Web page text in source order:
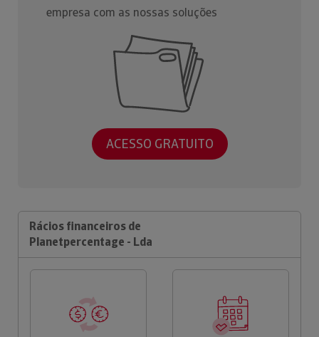
empresa com as nossas soluções
ACESSO GRATUITO
Rácios financeiros de
Planetpercentage - Lda